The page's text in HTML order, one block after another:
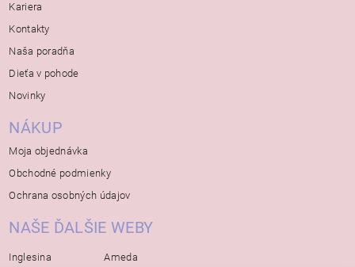
Kariera
Kontakty
Naša poradňa
Dieťa v pohode
Novinky
NÁKUP
Moja objednávka
Obchodné podmienky
Ochrana osobných údajov
NAŠE ĎALŠIE WEBY
Inglesina Ameda